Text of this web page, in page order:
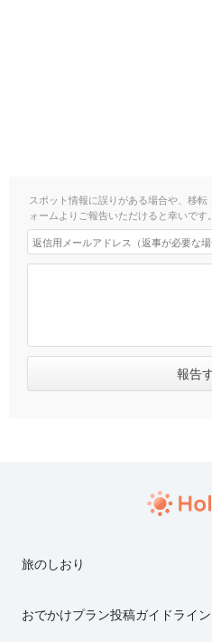
スポット情報に誤りがある場合や、移
ォームよりご報告いただけると幸いです。
旅のしおり
おでかけプラン投稿ガイドライン